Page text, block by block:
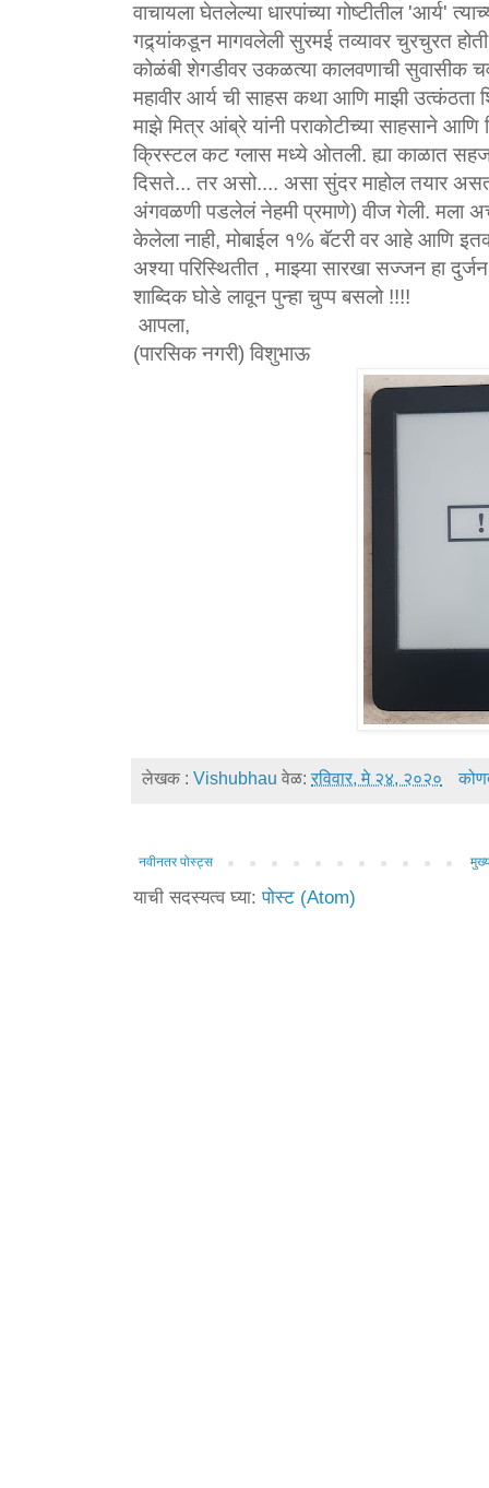
वाचायला घेतलेल्या धारपांच्या गोष्टीतील 'आर्य'
गद्र्यांकडून मागवलेली सुरमई तव्यावर चुरचुरत
कोळंबी शेगडीवर उकळत्या कालवणाची सुवासीक
महावीर आर्य ची साहस कथा आणि माझी
माझे मित्र आंब्रे यांनी पराकोटीच्या साहसाने
क्रिस्टल कट ग्लास मध्ये ओतली. ह्या काळात
दिसते... तर असो.... असा सुंदर माहोल तयार
अंगवळणी पडलेलं नेहमी प्रमाणे) वीज गेली. मला
केलेला नाही, मोबाईल १% बॅटरी वर आहे आणि
अश्या परिस्थितीत , माझ्या सारखा सज्जन हा
शाब्दिक घोडे लावून पुन्हा चुप्प बसलो !!!!
आपला,
(पारसिक नगरी) विशुभाऊ
लेखक : Vishubhau वेळ:रविवार, मे २४, २०२०
नवीनतर पोस्ट्स
याची सदस्यत्व घ्या:पोस्ट (Atom)